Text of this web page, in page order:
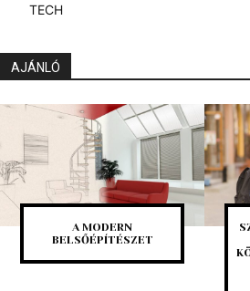
TECH
AJÁNLÓ
A MODERN
BELSŐÉPÍTÉSZET